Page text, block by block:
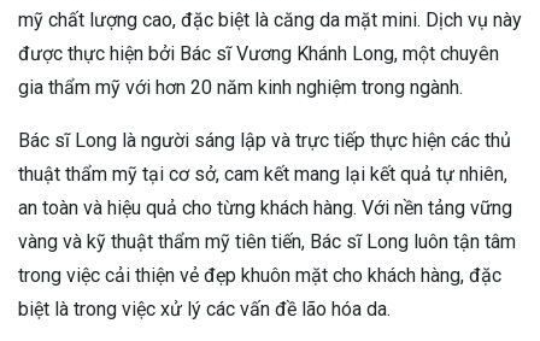
mỹ chất lượng cao, đặc biệt là căng da mặt mini. Dịch vụ này
được thực hiện bởi Bác sĩ Vương Khánh Long, một chuyên
gia thẩm mỹ với hơn 20 năm kinh nghiệm trong ngành.
Bác sĩ Long là người sáng lập và trực tiếp thực hiện các thủ
thuật thẩm mỹ tại cơ sở, cam kết mang lại kết quả tự nhiên,
an toàn và hiệu quả cho từng khách hàng. Với nền tảng vững
vàng và kỹ thuật thẩm mỹ tiên tiến, Bác sĩ Long luôn tận tâm
trong việc cải thiện vẻ đẹp khuôn mặt cho khách hàng, đặc
biệt là trong việc xử lý các vấn đề lão hóa da.